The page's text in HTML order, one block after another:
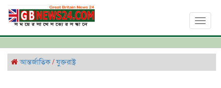
Toggle
আন্তর্জাতিক/যুক্তরাষ্ট্র